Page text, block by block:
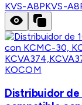
KVS-A8PKVS-
KOCOM
Distribuidor de